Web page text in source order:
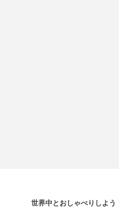
世界中とおしゃべりしよう